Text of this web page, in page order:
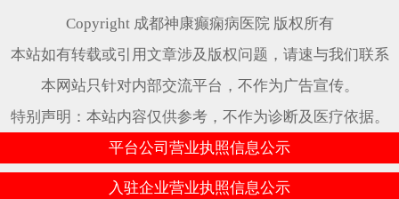
Copyright 成都神康癫痫病医院 版权所有
本站如有转载或引用文章涉及版权问题，请速与我们联系
本网站只针对内部交流平台，不作为广告宣传。
特别声明：本站内容仅供参考，不作为诊断及医疗依据。
平台公司营业执照信息公示
入驻企业营业执照信息公示